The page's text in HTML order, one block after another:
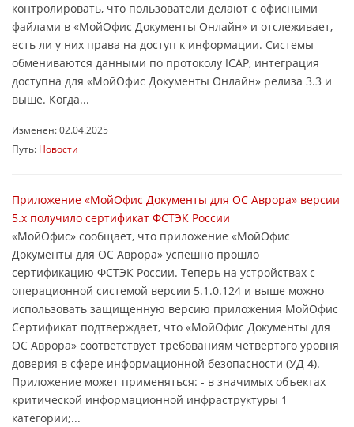
контролировать, что пользователи делают с офисными
файлами в «МойОфис Документы Онлайн» и отслеживает,
есть ли у них права на доступ к информации. Системы
обмениваются данными по протоколу ICAP, интеграция
доступна для «МойОфис Документы Онлайн» релиза 3.3 и
выше. Когда...
Изменен: 02.04.2025
Путь: Новости
Приложение «МойОфис Документы для ОС Аврора» версии
5.х получило сертификат ФСТЭК России
«МойОфис» сообщает, что приложение «МойОфис
Документы для ОС Аврора» успешно прошло
сертификацию ФСТЭК России. Теперь на устройствах с
операционной системой версии 5.1.0.124 и выше можно
использовать защищенную версию приложения МойОфис
Сертификат подтверждает, что «МойОфис Документы для
ОС Аврора» соответствует требованиям четвертого уровня
доверия в сфере информационной безопасности (УД 4).
Приложение может применяться: - в значимых объектах
критической информационной инфраструктуры 1
категории;...